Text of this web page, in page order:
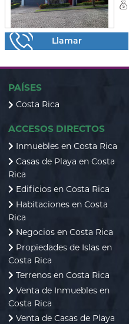
Llamar
PAÍSES
Costa Rica
ACCESOS DIRECTOS
Inmuebles en Costa Rica
Casas de Playa en Costa
Rica
Edificios en Costa Rica
Habitaciones en Costa
Rica
Negocios en Costa Rica
Propiedades de Islas en
Costa Rica
Terrenos en Costa Rica
Venta de Inmuebles en
Costa Rica
Venta de Casas de Playa